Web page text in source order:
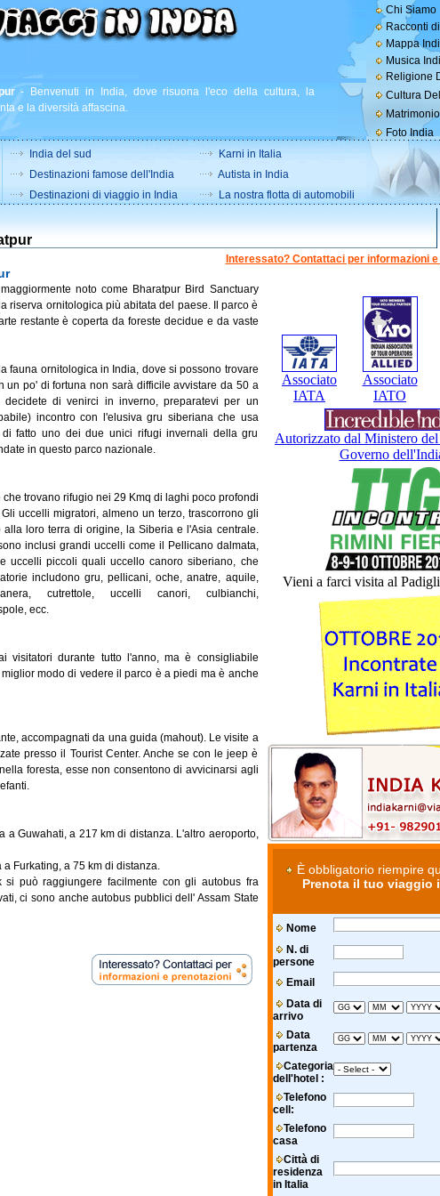
Chi Siamo
Racconti
Mappa
Musica
Religione
-
Benvenuti in India, dove risuona l'eco della cultura, la
e la diversità affascina.
Cultura
Foto India
India del sud
Destinazioni famose dell'India
Destinazioni di viaggio in India
Karni in Italia
Autista in India
La nostra flotta di automobili
Interessato? Contattaci per informazioni
Associato
IATA
Associato
IATO
Autorizzato dal Ministero
Governo
Vieni a farci visita al
È obbligatorio riempire
Prenota il tuo viaggio
Nome
N. di
persone
Email
Data di
arrivo
Data
partenza
Categoria
dell'hotel :
Telefono
cell:
Telefono
casa
Città di
residenza
in Italia
noto come Bharatpur Bird Sanctuary
riserva ornitologica più abitata del paese. Il parco è
restante è coperta da foreste decidue e da vaste
fauna ornitologica in India, dove si possono trovare
un po' di fortuna non sarà difficile avvistare da 50 a
di venirci in inverno, preparatevi per un
incontro con l'elusiva gru siberiana che usa
fatto uno dei due unici rifugi invernali della gru
in questo parco nazionale.
trovano rifugio nei 29 Kmq di laghi poco profondi
uccelli migratori, almeno un terzo, trascorrono gli
loro terra di origine, la Siberia e l'Asia centrale.
inclusi grandi uccelli come il Pellicano dalmata,
uccelli piccoli quali uccello canoro siberiano, che
includono gru, pellicani, oche, anatre, aquile,
cutrettole, uccelli canori, culbianchi,
ecc.
visitatori durante tutto l'anno, ma è consigliabile
modo di vedere il parco è a piedi ma è anche
accompagnati da una guida (mahout). Le visite a
presso il Tourist Center. Anche se con le jeep è
foresta, esse non consentono di avvicinarsi agli
a Guwahati, a 217 km di distanza. L'altro aeroporto,
Furkating, a 75 km di distanza.
si può raggiungere facilmente con gli autobus fra
ci sono anche autobus pubblici dell' Assam State